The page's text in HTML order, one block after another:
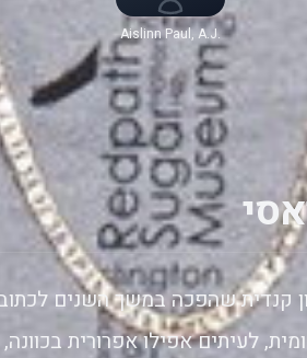
Aislinn Paul, A.J.
Saudin,
Demetrius
Joyette, Cristine
Prosperi, Luke
Bilyk, Sarah
Fisher, Ana Golja,
Lyle Lettau,
Munro Chambers,
Melinda Shankar,
Nikki Gould, Craig
Arnold, Cory Lee,
Stefan Brogren,
Amanda Arcuri
קנדית שהפכה במשך השנים
לעיתים אפילו אפרורית